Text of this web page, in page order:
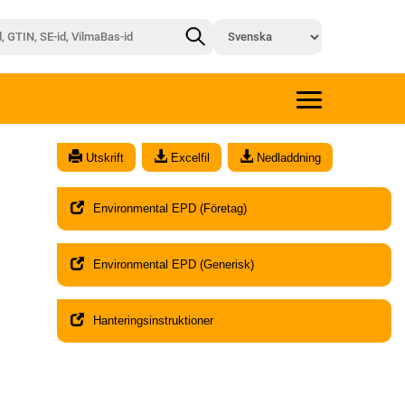
Utskrift Excelfil Nedladdning
Environmental EPD (Företag)
Environmental EPD (Generisk)
Hanteringsinstruktioner